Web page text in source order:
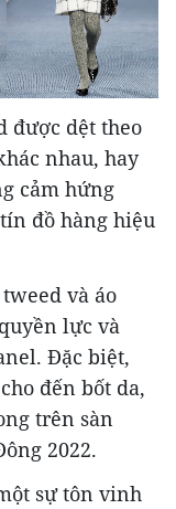
được dệt theo
nhau, hay
cảm hứng
đồ hàng hiệu
và áo
lực và
Đặc biệt,
đến bốt da,
trên sàn
2022.
sự tôn vinh